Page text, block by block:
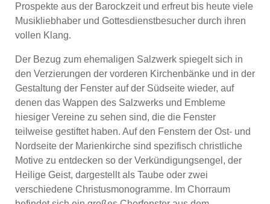
Prospekte aus der Barockzeit und erfreut bis heute viele
Musikliebhaber und Gottesdienstbesucher durch ihren
vollen Klang.
Der Bezug zum ehemaligen Salzwerk spiegelt sich in
den Verzierungen der vorderen Kirchenbänke und in der
Gestaltung der Fenster auf der Südseite wieder, auf
denen das Wappen des Salzwerks und Embleme
hiesiger Vereine zu sehen sind, die die Fenster
teilweise gestiftet haben. Auf den Fenstern der Ost- und
Nordseite der Marienkirche sind spezifisch christliche
Motive zu entdecken so der Verkündigungsengel, der
Heilige Geist, dargestellt als Taube oder zwei
verschiedene Christusmonogramme. Im Chorraum